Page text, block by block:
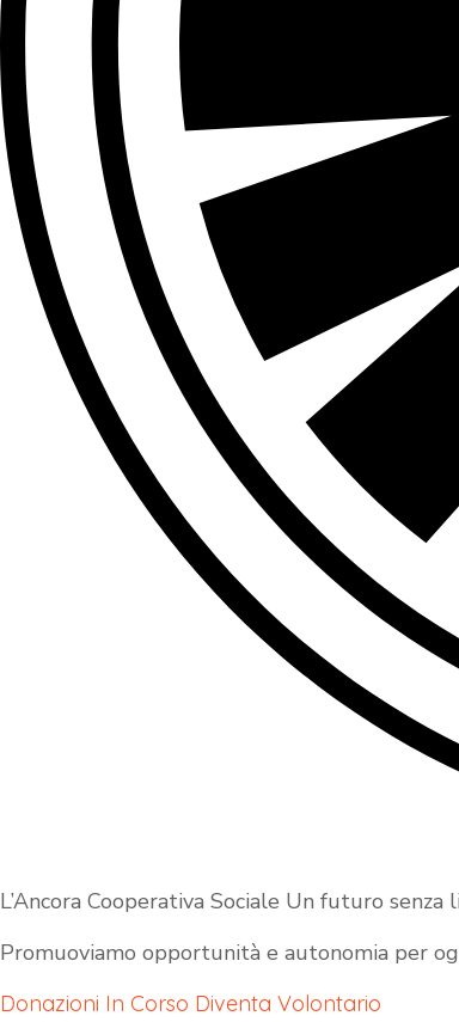
L’Ancora Cooperativa Sociale Un futuro senza
Promuoviamo opportunità e autonomia per
Donazioni In Corso Diventa Volontario